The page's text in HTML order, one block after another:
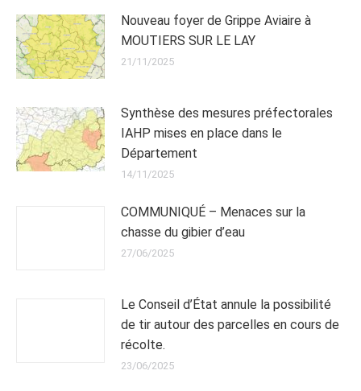
Nouveau foyer de Grippe Aviaire à
MOUTIERS SUR LE LAY
21/11/2025
Synthèse des mesures préfectorales
IAHP mises en place dans le
Département
14/11/2025
COMMUNIQUÉ – Menaces sur la
chasse du gibier d’eau
27/06/2025
Le Conseil d’État annule la possibilité
de tir autour des parcelles en cours de
récolte.
23/06/2025